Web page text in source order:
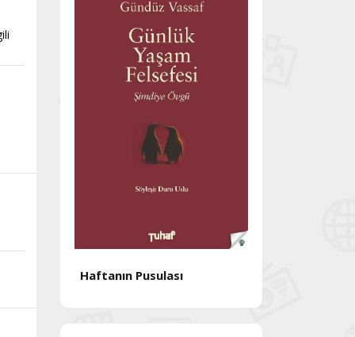
Haftanın Pusulası